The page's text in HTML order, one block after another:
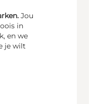
Jou
in
en we
je wilt